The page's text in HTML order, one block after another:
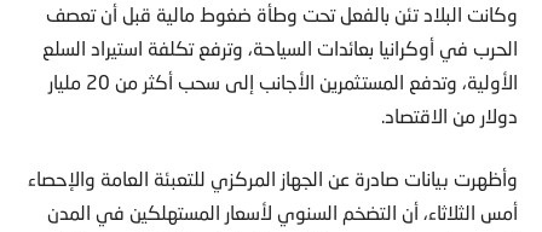
وكانت البلاد تئن بالفعل تحت وطأة ضغوط مالية قبل أن تعصف
الحرب في أوكرانيا بعائدات السياحة، وترفع تكلفة استيراد السلع
الأولية، وتدفع المستثمرين الأجانب إلى سحب أكثر من 20 مليار
دولار من الاقتصاد.
وأظهرت بيانات صادرة عن الجهاز المركزي للتعبئة العامة والإحصاء
أمس الثلاثاء، أن التضخم السنوي لأسعار المستهلكين في المدن